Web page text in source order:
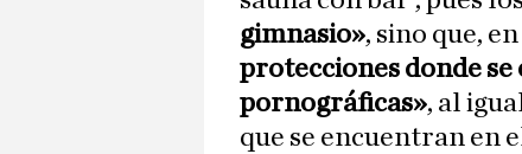
gimnasio», sino que,
protecciones donde
pornográficas», al
que se encuentran en